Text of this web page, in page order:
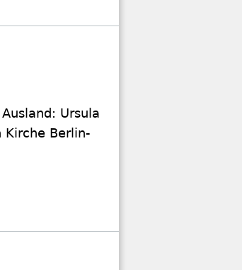
Ursula
Kirche Berlin-